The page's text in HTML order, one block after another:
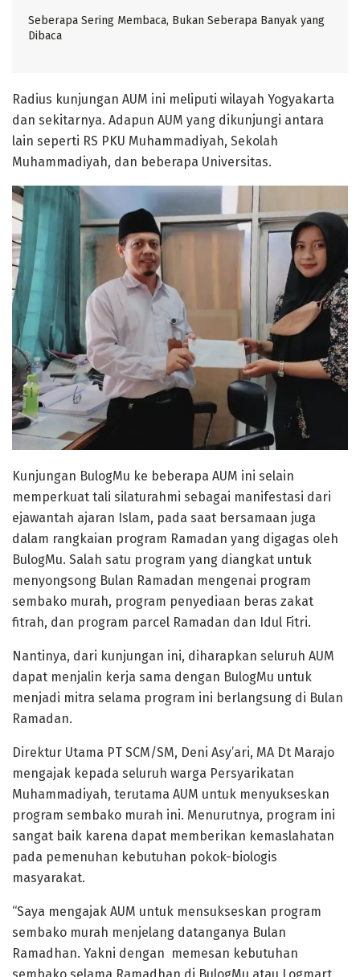
Seberapa Sering Membaca, Bukan Seberapa Banyak yang
Dibaca
Radius kunjungan AUM ini meliputi wilayah Yogyakarta
dan sekitarnya. Adapun AUM yang dikunjungi antara
lain seperti RS PKU Muhammadiyah, Sekolah
Muhammadiyah, dan beberapa Universitas.
Kunjungan BulogMu ke beberapa AUM ini selain
memperkuat tali silaturahmi sebagai manifestasi dari
ejawantah ajaran Islam, pada saat bersamaan juga
dalam rangkaian program Ramadan yang digagas oleh
BulogMu. Salah satu program yang diangkat untuk
menyongsong Bulan Ramadan mengenai program
sembako murah, program penyediaan beras zakat
fitrah, dan program parcel Ramadan dan Idul Fitri.
Nantinya, dari kunjungan ini, diharapkan seluruh AUM
dapat menjalin kerja sama dengan BulogMu untuk
menjadi mitra selama program ini berlangsung di Bulan
Ramadan.
Direktur Utama PT SCM/SM, Deni Asy’ari, MA Dt Marajo
mengajak kepada seluruh warga Persyarikatan
Muhammadiyah, terutama AUM untuk menyukseskan
program sembako murah ini. Menurutnya, program ini
sangat baik karena dapat memberikan kemaslahatan
pada pemenuhan kebutuhan pokok-biologis
masyarakat.
“Saya mengajak AUM untuk mensukseskan program
sembako murah menjelang datanganya Bulan
Ramadhan. Yakni dengan memesan kebutuhan